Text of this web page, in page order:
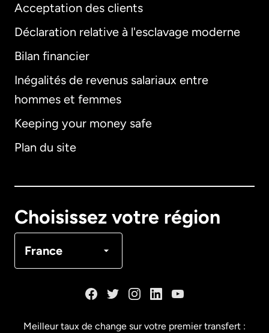
Acceptation des clients
Déclaration relative à l'esclavage moderne
Bilan financier
Inégalités de revenus salariaux entre
hommes et femmes
Keeping your money safe
Plan du site
Choisissez votre région
France
International
Allemagne
Français
Meilleur taux de change sur votre premier transfert :